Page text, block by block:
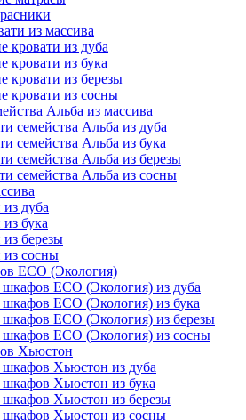
из массива
кровати из дуба
кровати из бука
кровати из березы
кровати из сосны
Альба из массива
семейства Альба из дуба
семейства Альба из бука
семейства Альба из березы
семейства Альба из сосны
дуба
бука
березы
сосны
ECO (Экология)
ECO (Экология) из дуба
ECO (Экология) из бука
ECO (Экология) из березы
ECO (Экология) из сосны
Хьюстон
Хьюстон из дуба
Хьюстон из бука
Хьюстон из березы
шкафов Хьюстон из сосны